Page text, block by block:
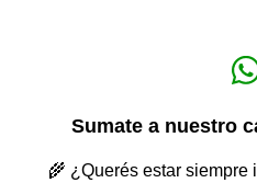
Sumate a nuestro
🌾 ¿Querés estar siempre